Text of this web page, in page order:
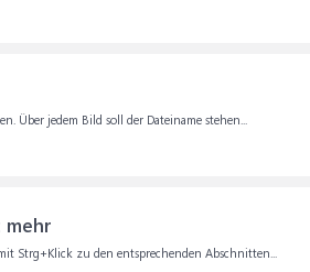
Über jedem Bild soll der Dateiname stehen...
mehr
Strg+Klick zu den entsprechenden Abschnitten...